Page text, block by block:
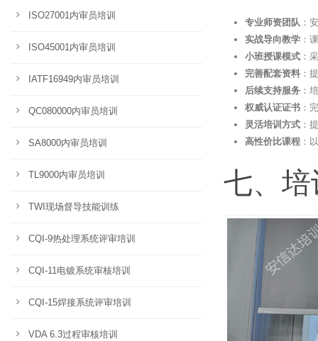
专业师资团队 ：
实战导向教学 ：
小班授课模式 ：
完善配套资料 ：
后续支持服务 ：
权威认证证书 ：
灵活培训方式 ：
高性价比课程 ：
七、
ISO27001内审员培训
ISO45001内审员培训
IATF16949内审员培训
QC080000内审员培训
SA8000内审员培训
TL9000内审员培训
TWI现场督导技能训练
CQI-9热处理系统评审培训
CQI-11电镀系统审核培训
CQI-15焊接系统评审培训
VDA 6.3过程审核培训